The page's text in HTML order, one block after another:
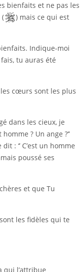
bienfaits et ne pas les
(
) mais ce qui est
Indique-moi
tu auras été
les cœurs sont les plus
dans les cieux, je
? Un ange ?’’
: ‘’ C’est un homme
poussé ses
et que Tu
les fidèles qui te
qui l’attribue